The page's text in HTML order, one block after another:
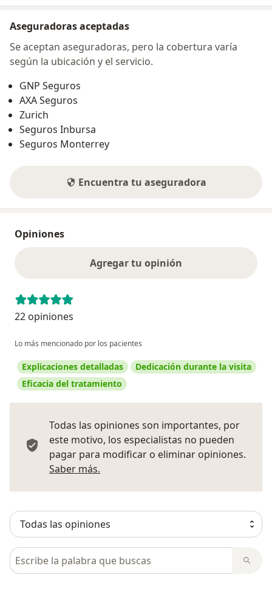
Aseguradoras aceptadas
Se aceptan aseguradoras, pero la cobertura varía
según la ubicación y el servicio.
GNP Seguros
AXA Seguros
Zurich
Seguros Inbursa
Seguros Monterrey
Encuentra tu aseguradora
Opiniones
Agregar tu opinión
22 opiniones
Lo más mencionado por los pacientes
Explicaciones detalladas
Dedicación durante la visita
Eficacia del tratamiento
Todas las opiniones son importantes, por
este motivo, los especialistas no pueden
pagar para modificar o eliminar opiniones.
Saber más.
Busca en opiniones